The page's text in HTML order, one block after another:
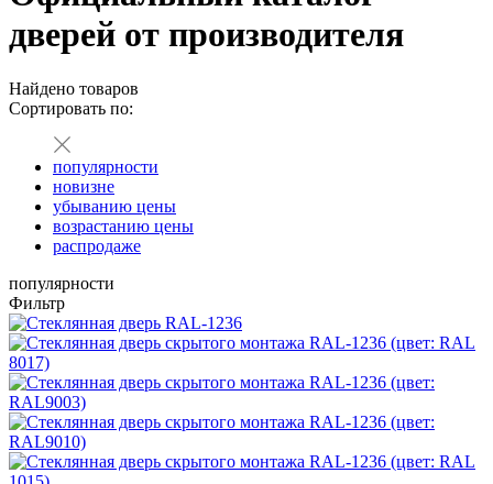
дверей от производителя
Найдено товаров
Сортировать по:
популярности
новизне
убыванию цены
возрастанию цены
распродаже
популярности
Фильтр